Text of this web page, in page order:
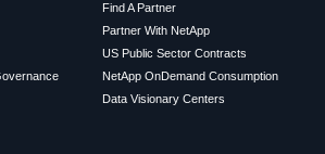
Find A Partner
Partner With NetApp
US Public Sector Contracts
NetApp OnDemand Consumption
Data Visionary Centers